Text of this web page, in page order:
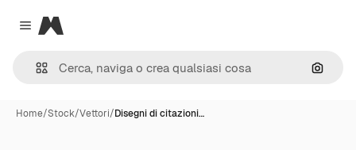
Close menu
Magnific
Cerca
Home/Stock/Vettori/Disegni di citazioni…